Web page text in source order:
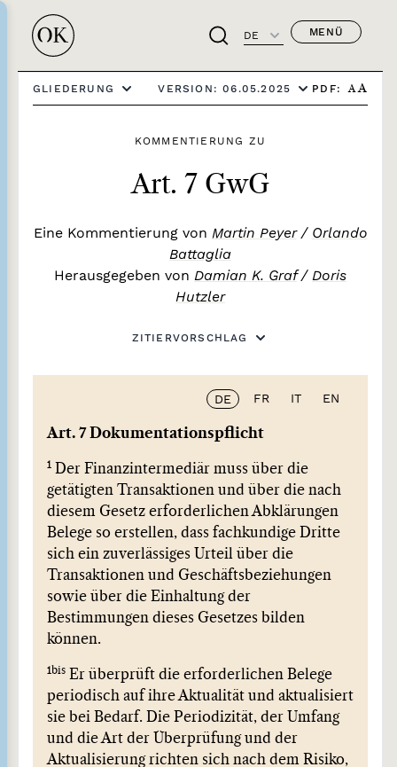
DE MENÜ
GLIEDERUNG VERSION: 06.05.2025 PDF: A A
KOMMENTIERUNG ZU
Art. 7 GwG
Eine Kommentierung von Martin Peyer/ Orlando
Battaglia
Herausgegeben von Damian K. Graf/ Doris
Hutzler
ZITIERVORSCHLAG
DE FR IT EN
Art. 7 Dokumentationspflicht
1
Der Finanzintermediär muss über die
getätigten Transaktionen und über die nach
diesem Gesetz erforderlichen Abklärungen
Belege so erstellen, dass fachkundige Dritte
sich ein zuverlässiges Urteil über die
Transaktionen und Geschäftsbeziehungen
sowie über die Einhaltung der
Bestimmungen dieses Gesetzes bilden
können.
1bis Er überprüft die erforderlichen Belege
periodisch auf ihre Aktualität und aktualisiert
sie bei Bedarf. Die Periodizität, der Umfang
und die Art der Überprüfung und der
Aktualisierung richten sich nach dem Risiko,